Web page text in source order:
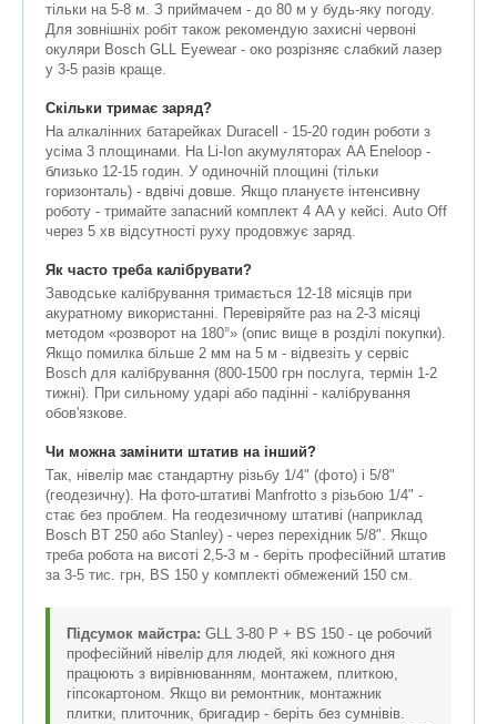
тільки на 5-8 м. З приймачем - до 80 м у будь-яку погоду.
Для зовнішніх робіт також рекомендую захисні червоні
окуляри Bosch GLL Eyewear - око розрізняє слабкий лазер
у 3-5 разів краще.
Скільки тримає заряд?
На алкалінних батарейках Duracell - 15-20 годин роботи з
усіма 3 площинами. На Li-Ion акумуляторах AA Eneloop -
близько 12-15 годин. У одиночній площині (тільки
горизонталь) - вдвічі довше. Якщо плануєте інтенсивну
роботу - тримайте запасний комплект 4 AA у кейсі. Auto Off
через 5 хв відсутності руху продовжує заряд.
Як часто треба калібрувати?
Заводське калібрування тримається 12-18 місяців при
акуратному використанні. Перевіряйте раз на 2-3 місяці
методом «розворот на 180°» (опис вище в розділі покупки).
Якщо помилка більше 2 мм на 5 м - відвезіть у сервіс
Bosch для калібрування (800-1500 грн послуга, термін 1-2
тижні). При сильному ударі або падінні - калібрування
обов'язкове.
Чи можна замінити штатив на інший?
Так, нівелір має стандартну різьбу 1/4" (фото) і 5/8"
(геодезичну). На фото-штативі Manfrotto з різьбою 1/4" -
стає без проблем. На геодезичному штативі (наприклад
Bosch BT 250 або Stanley) - через перехідник 5/8". Якщо
треба робота на висоті 2,5-3 м - беріть професійний штатив
за 3-5 тис. грн, BS 150 у комплекті обмежений 150 см.
Підсумок майстра: GLL 3-80 P + BS 150 - це робочий
професійний нівелір для людей, які кожного дня
працюють з вирівнюванням, монтажем, плиткою,
гіпсокартоном. Якщо ви ремонтник, монтажник
плитки, плиточник, бригадир - беріть без сумнівів.